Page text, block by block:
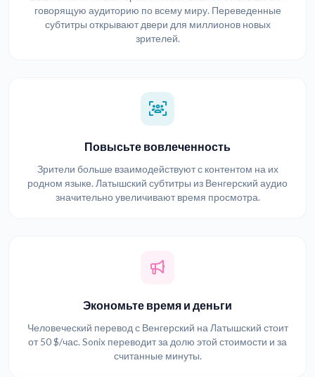
говорящую аудиторию по всему миру. Переведенные
субтитры открывают двери для миллионов новых
зрителей.
Повысьте вовлеченность
Зрители больше взаимодействуют с контентом на их
родном языке. Латышский субтитры из Венгерский аудио
значительно увеличивают время просмотра.
Экономьте время и деньги
Человеческий перевод с Венгерский на Латышский стоит
от 50 $/час. Sonix переводит за долю этой стоимости и за
считанные минуты.